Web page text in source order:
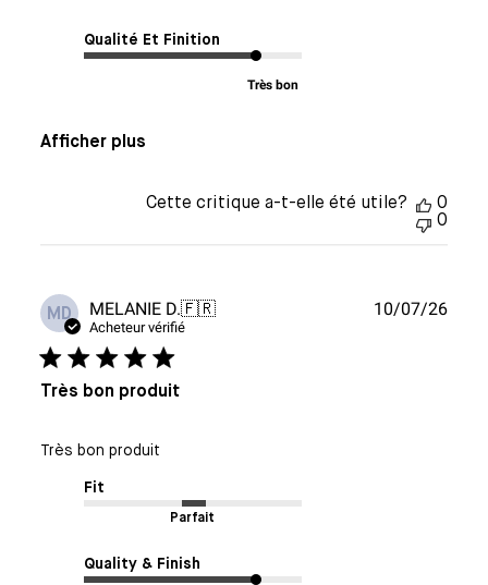
Qualité Et Finition
Très bon
Afficher plus
Cette critique a-t-elle été utile?
0
0
MD MELANIE D.🇫🇷
Acheteur vérifié
Très bon produit
Très bon produit
Fit
Parfait
Quality & Finish
Date
10/07/26